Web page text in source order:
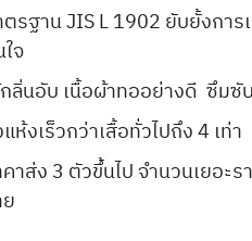
รฐาน JIS L 1902 ยับยั้งการ
จ
ลิ่นอับ เนื้อผ้าทออย่างดี ซึมซั
ห้งเร็วกว่าเสื้อทั่วไปถึง 4 เท่า
คาส่ง 3 ตัวขึ้นไป จำนวนเยอ